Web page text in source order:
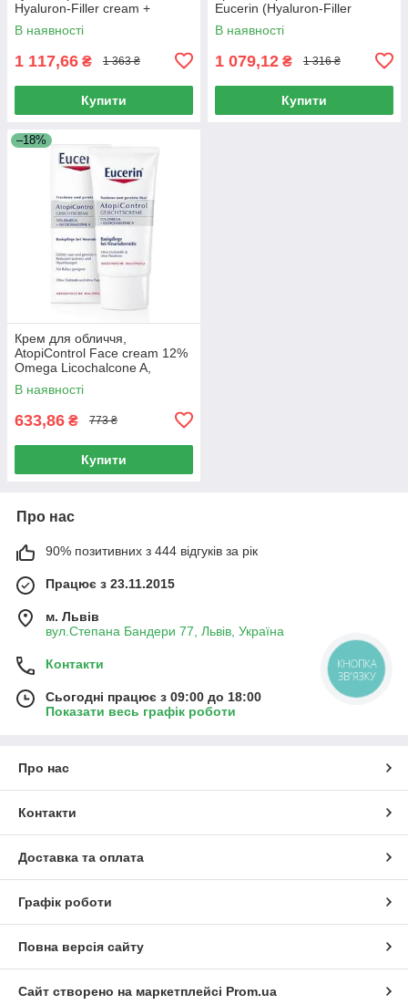
Hyaluron-Filler cream +
Elastisity day anti-aging cream
for dry skin,
В наявності
1 117,66 ₴ 1 363 ₴
Купити
Eucerin (Hyaluron-Filler
Сream Light Anti-Wrinkle) 50
мл
В наявності
1 079,12 ₴ 1 316 ₴
Купити
–18%
Крем для обличчя,
AtopiControl Face cream 12%
Omega Licochalcone A,
Сeramides, Eucerin, 50 мл
В наявності
633,86 ₴ 773 ₴
Купити
Про нас
90% позитивних з 444 відгуків за рік
Працює з 23.11.2015
м. Львів
вул.Степана Бандери 77, Львів, Україна
Контакти
Сьогодні працює з 09:00 до 18:00
Показати весь графік роботи
Про нас
Контакти
Доставка та оплата
Графік роботи
Повна версія сайту
Сайт створено на маркетплейсі Prom.ua
КНОПКА
ЗВ'ЯЗКУ